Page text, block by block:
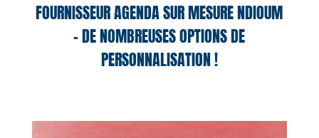
FOURNISSEUR AGENDA SUR MESURE NDIOUM
– DE NOMBREUSES OPTIONS DE
PERSONNALISATION !